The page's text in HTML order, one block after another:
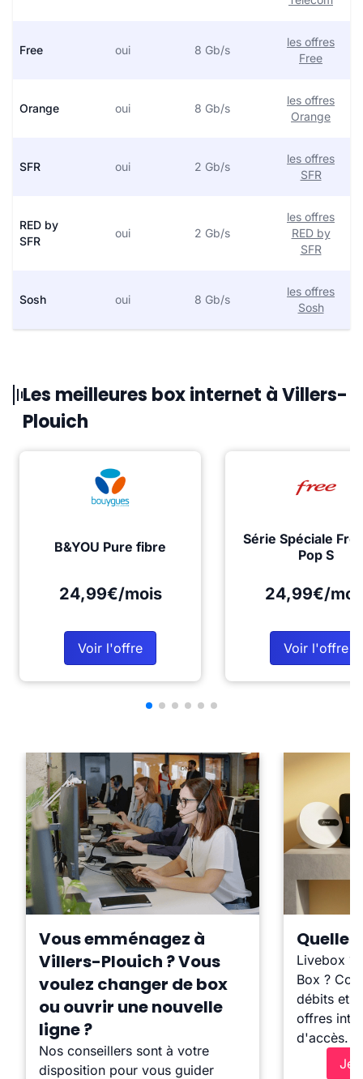
Free oui 8 Gb/s
les offres
Free
Orange oui 8 Gb/s
les offres
Orange
SFR oui 2 Gb/s
les offres
SFR
RED by
SFR
oui 2 Gb/s
les offres
RED by
SFR
Sosh oui 8 Gb/s
les offres
Sosh
Les meilleures box internet à Villers-
Plouich
B&YOU Pure fibre
24,99€/mois
Voir l'offre
Série Spéciale
Pop S
24,99€/
Voir l'offre
Vous emménagez à
Villers-Plouich ? Vous
voulez changer de box
ou ouvrir une nouvelle
ligne ?
Nos conseillers sont à votre
disposition pour vous guider
Quelle
Livebox ?
Box ?
débits et
offres
d'accès.
Je